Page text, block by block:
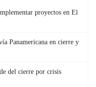
proyectos en El
Panamericana en cierre y
del cierre por crisis